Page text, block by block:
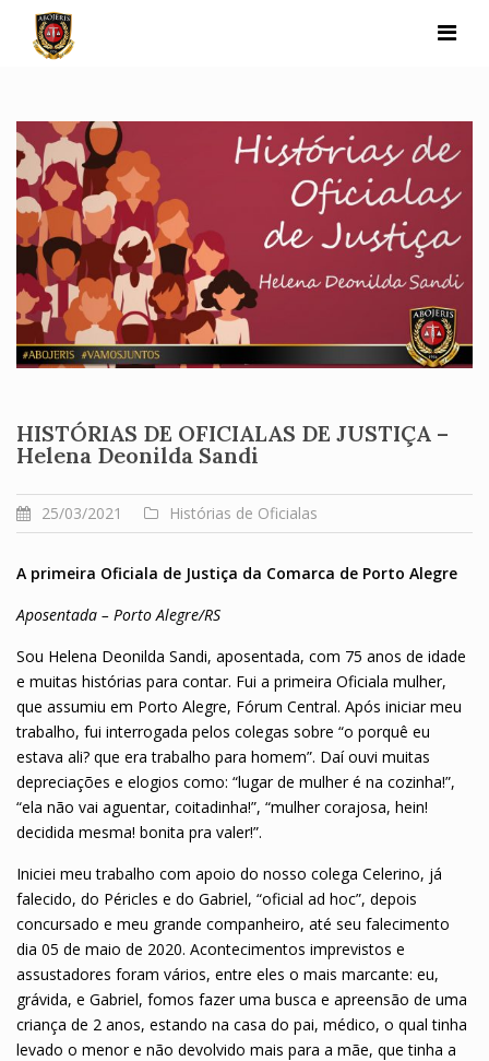
content
HISTÓRIAS DE OFICIALAS DE JUSTIÇA –
Helena Deonilda Sandi
25/03/2021 Histórias de Oficialas
A primeira Oficiala de Justiça da Comarca de Porto Alegre
Aposentada – Porto Alegre/RS
Sou Helena Deonilda Sandi, aposentada, com 75 anos de idade
e muitas histórias para contar. Fui a primeira Oficiala mulher,
que assumiu em Porto Alegre, Fórum Central. Após iniciar meu
trabalho, fui interrogada pelos colegas sobre “o porquê eu
estava ali? que era trabalho para homem”. Daí ouvi muitas
depreciações e elogios como: “lugar de mulher é na cozinha!”,
“ela não vai aguentar, coitadinha!”, “mulher corajosa, hein!
decidida mesma! bonita pra valer!”.
Iniciei meu trabalho com apoio do nosso colega Celerino, já
falecido, do Péricles e do Gabriel, “oficial ad hoc”, depois
concursado e meu grande companheiro, até seu falecimento
dia 05 de maio de 2020. Acontecimentos imprevistos e
assustadores foram vários, entre eles o mais marcante: eu,
grávida, e Gabriel, fomos fazer uma busca e apreensão de uma
criança de 2 anos, estando na casa do pai, médico, o qual tinha
levado o menor e não devolvido mais para a mãe, que tinha a